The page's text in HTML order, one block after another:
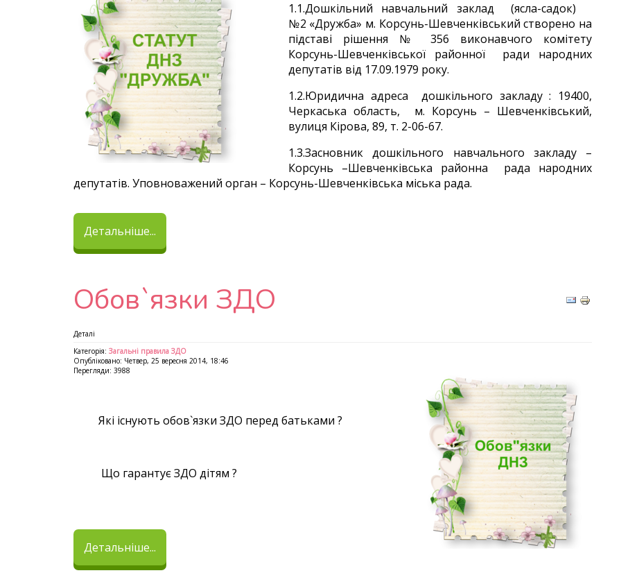
1.1.Дошкільний навчальний заклад (ясла-садок)
№2 «Дружба» м. Корсунь-Шевченківський створено на
підставі рішення № 356 виконавчого комітету
Корсунь-Шевченківської районної ради народних
депутатів від 17.09.1979 року.
1.2.Юридична адреса дошкільного закладу : 19400,
Черкаська область, м. Корсунь – Шевченківський,
вулиця Кірова, 89, т. 2-06-67.
1.3.Засновник дошкільного навчального закладу –
Корсунь –Шевченківська районна рада народних
депутатів. Уповноважений орган – Корсунь-Шевченківська міська рада.
Детальніше...
Обов`язки ЗДО
Деталі
Категорія: Загальні правила ЗДО
Опубліковано: Четвер, 25 вересня 2014, 18:46
Перегляди: 3988
Які існують обов`язки ЗДО перед батьками ?
Що гарантує ЗДО дітям ?
Детальніше...